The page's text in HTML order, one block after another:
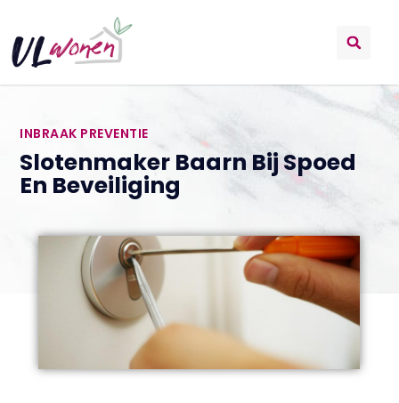
INBRAAK PREVENTIE
Slotenmaker Baarn Bij Spoed
En Beveiliging